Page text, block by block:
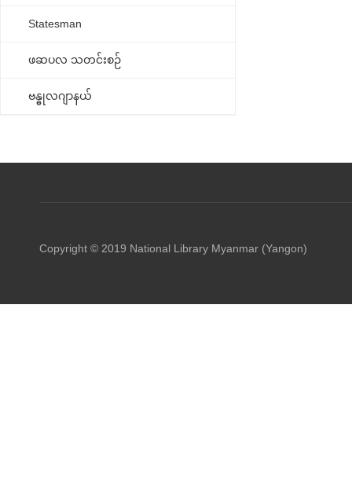
Statesman
ဖဆပလ သတင်းစဉ်
ဗန္ဓုလဂျာနယ်
Copyright © 2019 National Library Myanmar (Yangon)